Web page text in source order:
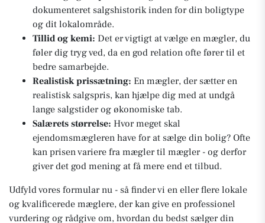
dokumenteret salgshistorik inden for din boligtype
og dit lokalområde.
Tillid og kemi: Det er vigtigt at vælge en mægler, du
føler dig tryg ved, da en god relation ofte fører til et
bedre samarbejde.
Realistisk prissætning: En mægler, der sætter en
realistisk salgspris, kan hjælpe dig med at undgå
lange salgstider og økonomiske tab.
Salærets størrelse: Hvor meget skal
ejendomsmægleren have for at sælge din bolig? Ofte
kan prisen variere fra mægler til mægler - og derfor
giver det god mening at få mere end et tilbud.
Udfyld vores formular nu - så finder vi en eller flere lokale
og kvalificerede mæglere, der kan give en professionel
vurdering og rådgive om, hvordan du bedst sælger din